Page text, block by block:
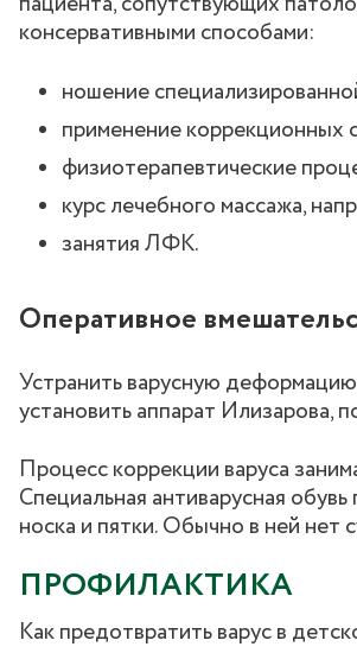
консервативными способами:
ношение
применение коррекционных
физиотерапевтические
курс лечебного массажа,
занятия ЛФК.
Оперативное
Устранить варусную
установить аппарат Илизарова,
Процесс коррекции варуса
Специальная антиварусная
носка и пятки. Обычно в ней нет
ПРОФИЛАКТИКА
Как предотвратить варус в